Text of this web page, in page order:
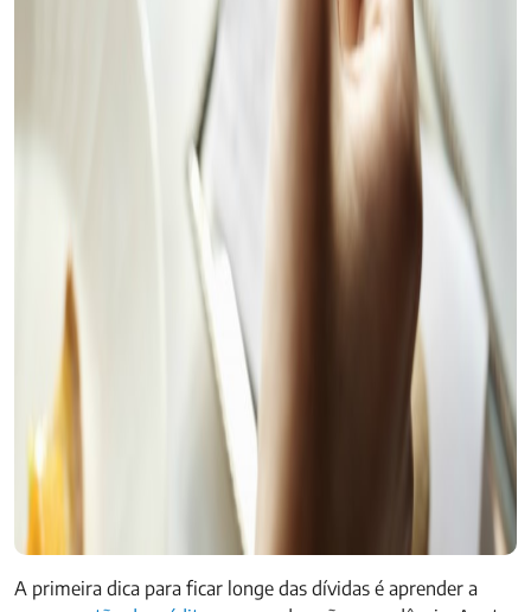
A primeira dica para ficar longe das dívidas é aprender a